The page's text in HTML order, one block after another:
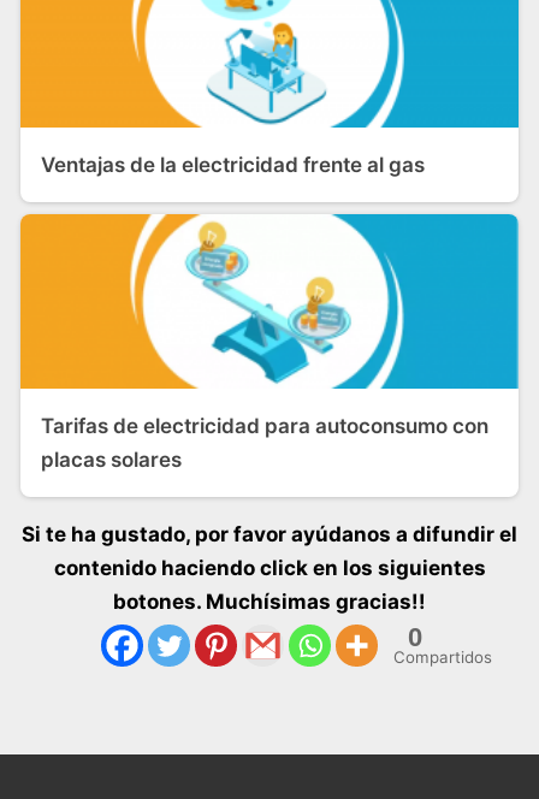
Ventajas de la electricidad frente al gas
Tarifas de electricidad para autoconsumo con
placas solares
Si te ha gustado, por favor ayúdanos a difundir el
contenido haciendo click en los siguientes
botones. Muchísimas gracias!!
0
Compartidos